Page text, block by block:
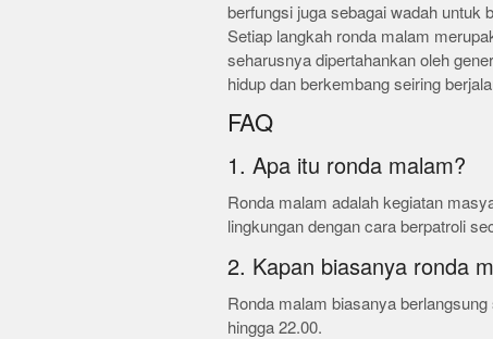
berfungsi juga sebagai wadah untuk
Setiap langkah ronda malam
seharusnya dipertahankan oleh
hidup dan berkembang seiring
FAQ
1. Apa itu ronda malam?
Ronda malam adalah kegiatan
lingkungan dengan cara berpatroli
2. Kapan biasanya ronda
Ronda malam biasanya
hingga 22.00.